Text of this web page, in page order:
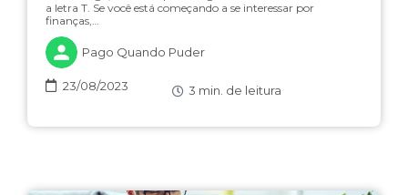
a letra T. Se você está começando a se interessar por
finanças,…
Pago Quando Puder
23/08/2023 3 min. de leitura